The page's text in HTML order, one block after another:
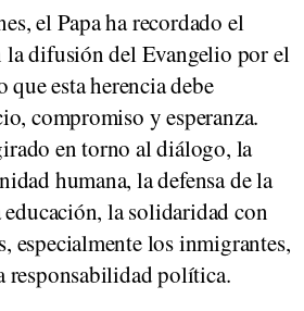
el Papa ha recordado el
la difusión del Evangelio por el
esta herencia debe
compromiso y esperanza.
en torno al diálogo, la
humana, la defensa de la
la solidaridad con
especialmente los inmigrantes,
responsabilidad política.